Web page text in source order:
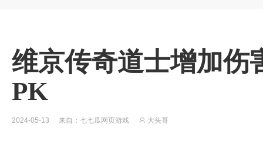
维京传奇道士增加伤
PK
2024-05-13 来自：七七瓜网页游戏 大头哥